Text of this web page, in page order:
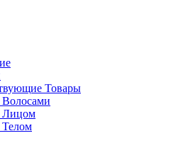
Товары
Волосами
Лицом
Телом